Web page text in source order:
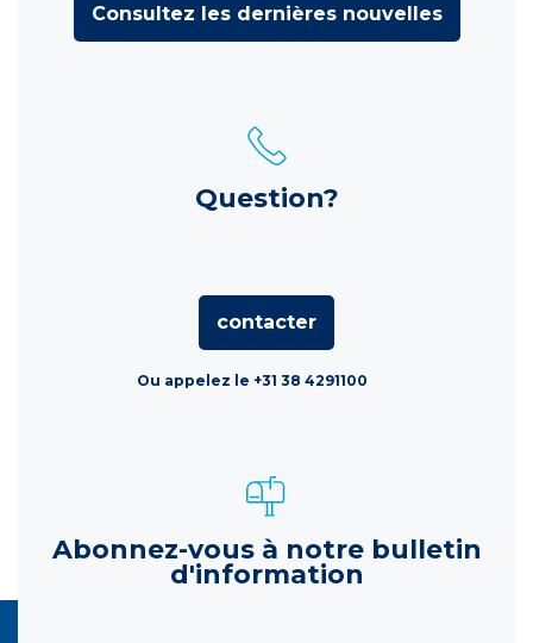
Consultez les dernières nouvelles
Question?
contacter
Ou appelez le +31 38 4291100
Abonnez-vous à notre bulletin
d'information